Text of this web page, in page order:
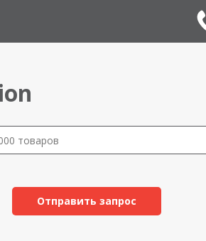
Отправить запрос